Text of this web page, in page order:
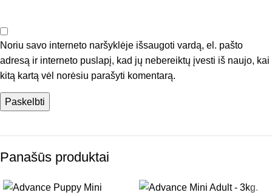
Noriu savo interneto naršyklėje išsaugoti vardą, el. pašto
adresą ir interneto puslapį, kad jų nebereiktų įvesti iš naujo, kai
kitą kartą vėl norėsiu parašyti komentarą.
Panašūs produktai